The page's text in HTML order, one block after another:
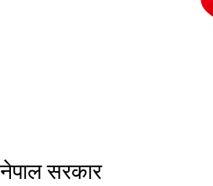
नेपाल सरकार